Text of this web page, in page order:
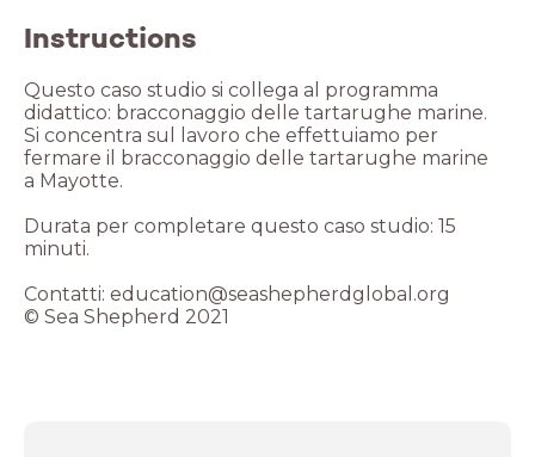
Instructions
Questo caso studio si collega al programma
didattico: bracconaggio delle tartarughe marine.
Si concentra sul lavoro che effettuiamo per
fermare il bracconaggio delle tartarughe marine
a Mayotte.
Durata per completare questo caso studio: 15
minuti.
Contatti: education@seashepherdglobal.org
© Sea Shepherd 2021